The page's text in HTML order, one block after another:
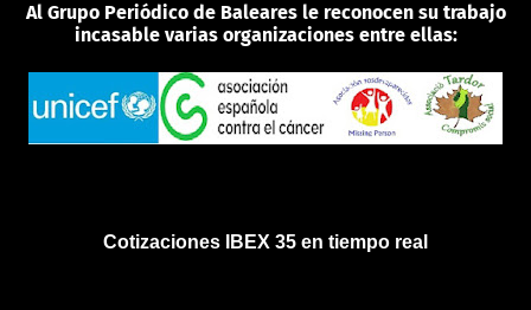
Al Grupo Periódico de Baleares le reconocen su trabajo
incasable varias organizaciones entre ellas:
Cotizaciones IBEX 35 en tiempo real